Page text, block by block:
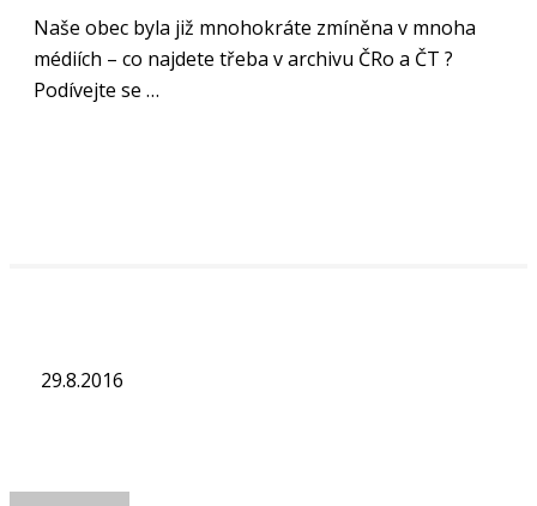
Naše obec byla již mnohokráte zmíněna v mnoha
médiích – co najdete třeba v archivu ČRo a ČT ?
Podívejte se …
29.8.2016